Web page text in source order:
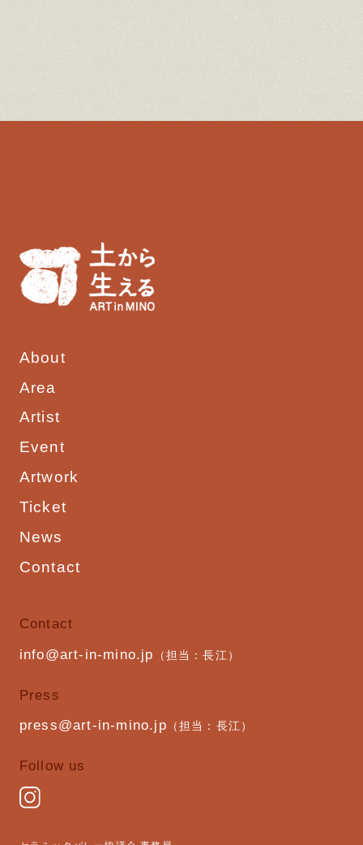
About
Area
Artist
Event
Artwork
Ticket
News
Contact
Contact
info@art-in-mino.jp （担当：長江）
Press
press@art-in-mino.jp （担当：長江）
Follow us